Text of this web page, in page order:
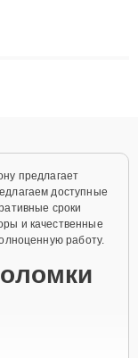
Наши мастера
предлагает
доступные
сроки
и качественные
работу.